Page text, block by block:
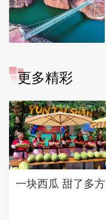
更多精彩
一块西瓜 甜了多方